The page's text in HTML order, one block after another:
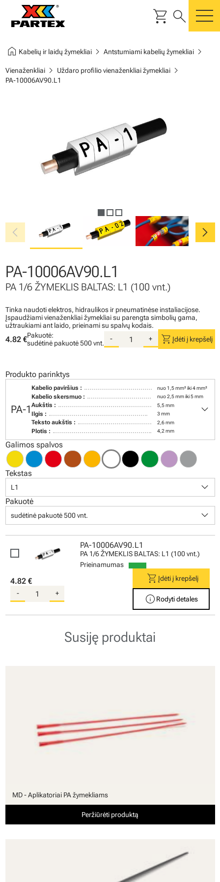
shopping_cart search
home Kabelių ir laidų žymekliaichevron_right Antstumiami kabelių žymekliaichevron_right
Vienaženkliaichevron_right Uždaro profilio vienaženkliai žymekliaichevron_right
PA-10006AV90.L1
chevron_left chevron_right
PA-10006AV90.L1
PA 1/6 ŽYMEKLIS BALTAS: L1 (100 vnt.)
Tinka naudoti elektros, hidraulikos ir pneumatinėse instaliacijose.
Įspaudžiami vienaženkliai žymekliai su parengta simbolių gama,
užtraukiami ant laido, prieinami su spalvų kodais.
4.82 €Pakuotė:
sudėtinė pakuotė500 vnt.
- + shopping_cart Įdėti į krepšelį
Produkto parinktys
PA-1
Kabelio paviršius : nuo 1,5 mm² iki 4 mm²
Kabelio skersmuo : nuo 2,5 mm iki 5 mm
Aukštis : 5,5 mm
Ilgis : 3 mm
Teksto aukštis : 2,6 mm
Plotis : 4,2 mm
keyboard_arrow_down
Galimos spalvos
Tekstas
L1 keyboard_arrow_down
Pakuotė
sudėtinė pakuotė 500 vnt. keyboard_arrow_down
PA-10006AV90.L1
PA 1/6 ŽYMEKLIS BALTAS: L1 (100 vnt.)
Prieinamumas
4.82 €
- +
shopping_cartĮdėti į krepšelį
info Rodyti detales
Susiję produktai
MD - Aplikatoriai PA žymekliams
Peržiūrėti produktą